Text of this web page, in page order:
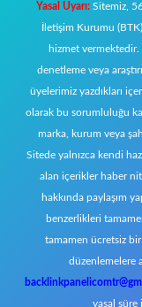
Yasal Uyarı: Sitemiz,
İletişim Kurumu
hizmet
denetleme veya
üyelerimiz yazdıkları
olarak bu sorumluluğu
marka, kurum veya
Sitede yalnızca kendi
alan içerikler haber
hakkında paylaşım
benzerlikleri
tamamen ücretsiz
düzenlemelere
yasal süre